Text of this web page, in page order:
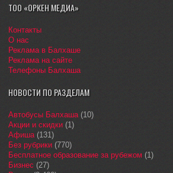
ТОО «ОРКЕН МЕДИА»
Контакты
О нас
Реклама в Балхаше
Реклама на сайте
Телефоны Балхаша
НОВОСТИ ПО РАЗДЕЛАМ
Автобусы Балхаша(10)
Акции и скидки (1)
Афиша(131)
Без рубрики (770)
Бесплатное образование за рубежом (1)
Бизнес (27)